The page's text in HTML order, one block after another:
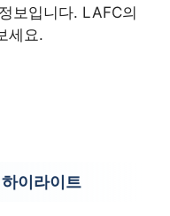
보입니다. LAFC의
세요.
이라이트